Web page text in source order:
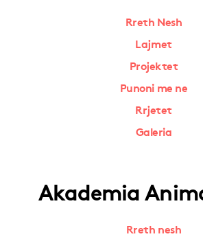
Rreth Nesh
Lajmet
Projektet
Punoni me ne
Rrjetet
Galeria
Akademia
Rreth nesh